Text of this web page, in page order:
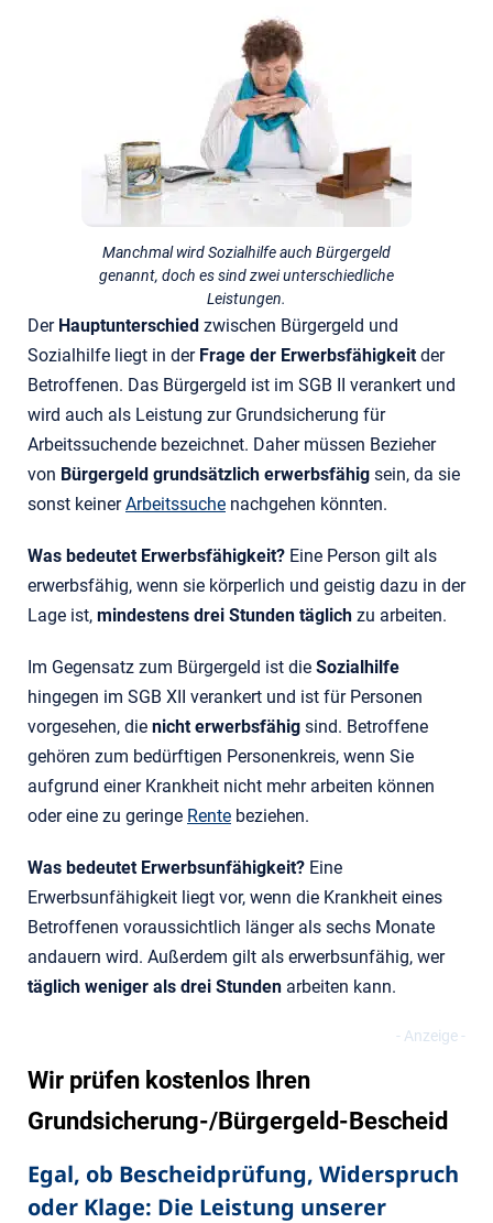
Manchmal wird Sozialhilfe auch Bürgergeld
genannt, doch es sind zwei unterschiedliche
Leistungen.
Der Hauptunterschied zwischen Bürgergeld und
Sozialhilfe liegt in der Frage der Erwerbsfähigkeitder
Betroffenen. Das Bürgergeld ist im SGB II verankert und
wird auch als Leistung zur Grundsicherung für
Arbeitssuchende bezeichnet. Daher müssen Bezieher
von Bürgergeld grundsätzlich erwerbsfähig sein, da sie
sonst keinerArbeitssuche nachgehen könnten.
Was bedeutet Erwerbsfähigkeit? Eine Person gilt als
erwerbsfähig, wenn sie körperlich und geistig dazu in der
Lage ist, mindestens drei Stunden täglich zu arbeiten.
Im Gegensatz zum Bürgergeld ist die Sozialhilfe
hingegen im SGB XII verankert und ist für Personen
vorgesehen, die nicht erwerbsfähig sind. Betroffene
gehören zum bedürftigen Personenkreis, wenn Sie
aufgrund einer Krankheit nicht mehr arbeiten können
oder eine zu geringe Rente beziehen.
Was bedeutet Erwerbsunfähigkeit? Eine
Erwerbsunfähigkeit liegt vor, wenn die Krankheit eines
Betroffenen voraussichtlich länger als sechs Monate
andauern wird. Außerdem gilt als erwerbsunfähig, wer
täglich weniger als drei Stunden arbeiten kann.
Wir prüfen kostenlos Ihren
Grundsicherung-/Bürgergeld-Bescheid
Egal, ob Bescheidprüfung, Widerspruch
oder Klage: Die Leistung unserer